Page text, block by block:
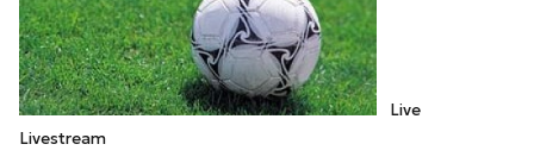
Live
Livestream